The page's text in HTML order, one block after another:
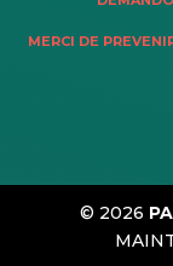
MERCI DE
© 2026